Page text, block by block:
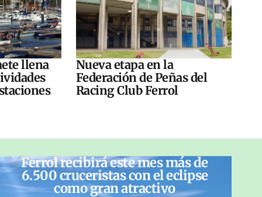
llena
Nueva etapa en la
Federación de Peñas del
Racing Club Ferrol
Ferrol recibirá este mes más de
6.500 cruceristas con el eclipse
como gran atractivo